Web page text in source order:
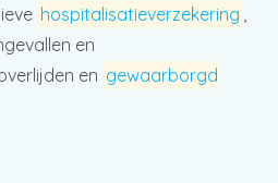
hospitalisatieverzekering ,
en
en gewaarborgd